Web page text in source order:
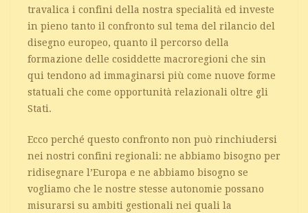
travalica i confini della nostra specialità ed investe
in pieno tanto il confronto sul tema del rilancio del
disegno europeo, quanto il percorso della
formazione delle cosiddette macroregioni che sin
qui tendono ad immaginarsi più come nuove forme
statuali che come opportunità relazionali oltre gli
Stati.
Ecco perché questo confronto non può rinchiudersi
nei nostri confini regionali: ne abbiamo bisogno per
ridisegnare l’Europa e ne abbiamo bisogno se
vogliamo che le nostre stesse autonomie possano
misurarsi su ambiti gestionali nei quali la